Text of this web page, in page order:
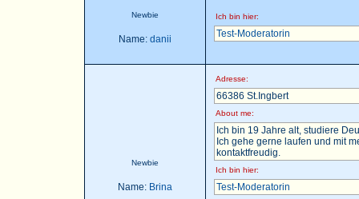
Newbie
Name: danii
Ich bin hier:
Test-Moderatorin
Newbie
Name: Brina
Adresse:
66386 St.Ingbert
About me:
Ich bin 19 Jahre alt, studiere
Ich gehe gerne laufen und mit
kontaktfreudig.
Ich bin hier:
Test-Moderatorin